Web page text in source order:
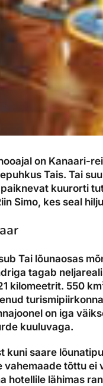
on Kanaari-
Tais. Tai
kuurorti
Simo, kes seal
Tai lõunaosas
tagab
kilomeetrit. 550
on iga
kuuluvaga.
kuni saare
vahemaade tõttu
hotellile lähimas